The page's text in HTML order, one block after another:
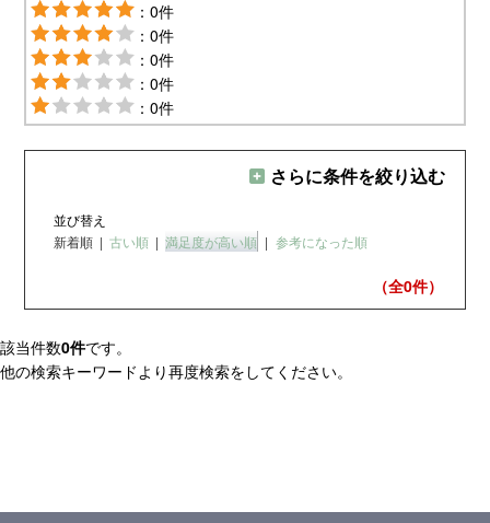
：0件
：0件
：0件
：0件
：0件
さらに条件を絞り込む
並び替え
新着順 | 古い順 | 満足度が高い順 | 参考になった順
（全0件）
該当件数0件です。
他の検索キーワードより再度検索をしてください。